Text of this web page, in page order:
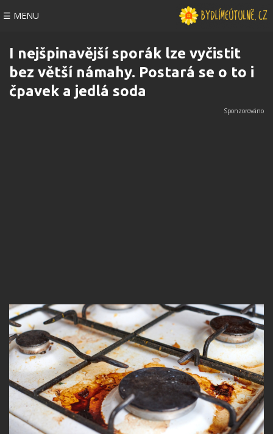
☰ MENU
I nejšpinavější sporák lze vyčistit
bez větší námahy. Postará se o to i
čpavek a jedlá soda